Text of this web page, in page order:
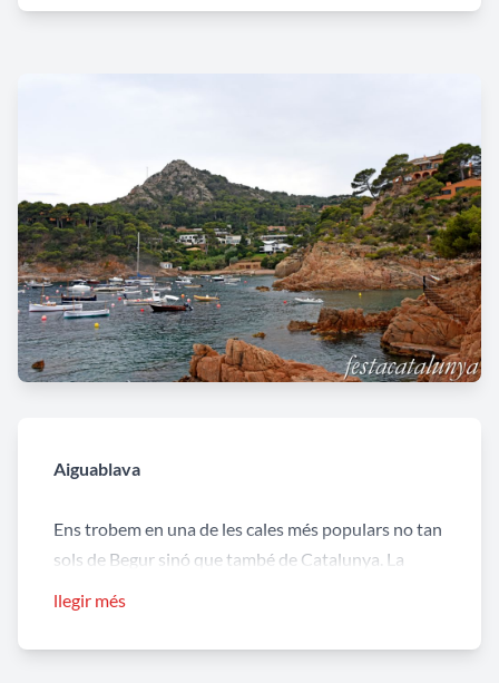
Aiguablava
Ens trobem en una de les cales més populars no tan
sols de Begur sinó que també de Catalunya. La
agradable, a més del seu entorn paisatgístic que la
llegir més